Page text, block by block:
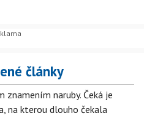
články
naruby. Čeká je
na kterou dlouho čekala